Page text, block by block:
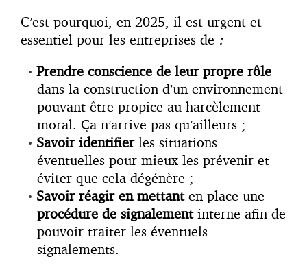
C’est pourquoi, en 2025, il est urgent et
essentiel pour les entreprises de :
Prendre conscience de leur propre rôle
dans la construction d’un environnement
pouvant être propice au harcèlement
moral. Ça n’arrive pas qu’ailleurs ;
Savoir identifierles situations
éventuelles pour mieux les prévenir et
éviter que cela dégénère ;
Savoir réagir en mettanten place une
procédure de signalementinterne afin de
pouvoir traiter les éventuels
signalements.